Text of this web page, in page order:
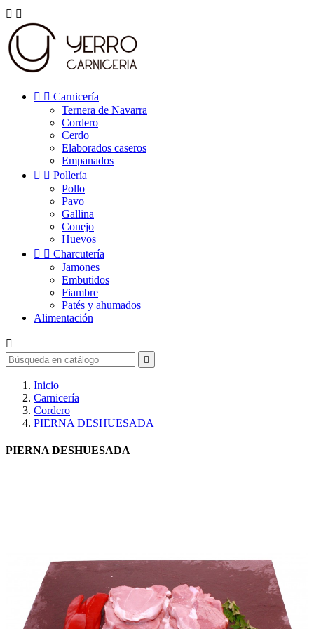
 
  Carnicería
Ternera de Navarra
Cordero
Cerdo
Elaborados caseros
Empanados
  Pollería
Pollo
Pavo
Gallina
Conejo
Huevos
  Charcutería
Jamones
Embutidos
Fiambre
Patés y ahumados
Alimentación


Inicio
Carnicería
Cordero
PIERNA DESHUESADA
PIERNA DESHUESADA